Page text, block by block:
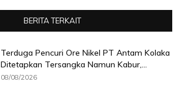
BERITA TERKAIT
Terduga Pencuri Ore Nikel PT Antam Kolaka
Ditetapkan Tersangka Namun Kabur,...
08/08/2026